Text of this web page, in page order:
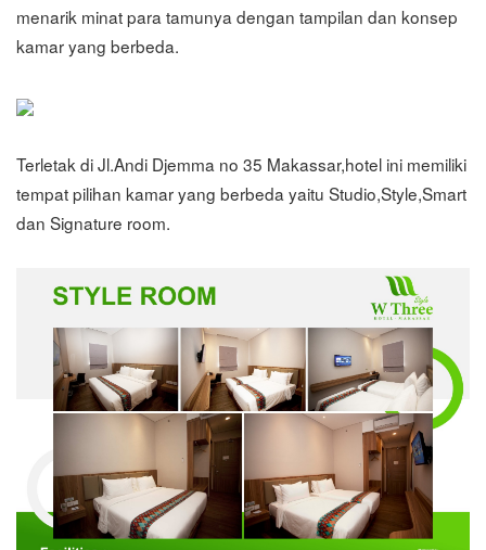
menarik minat para tamunya dengan tampilan dan konsep
kamar yang berbeda.
Terletak di Jl.Andi Djemma no 35 Makassar,hotel ini memiliki
tempat pilihan kamar yang berbeda yaitu Studio,Style,Smart
dan Signature room.